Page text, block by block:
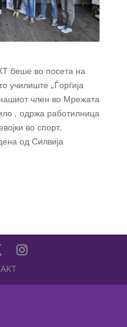
беше во посета на
училиште „Ѓорѓија
член во Мрежата
, одржа работилница
во спорт.
од Силвија